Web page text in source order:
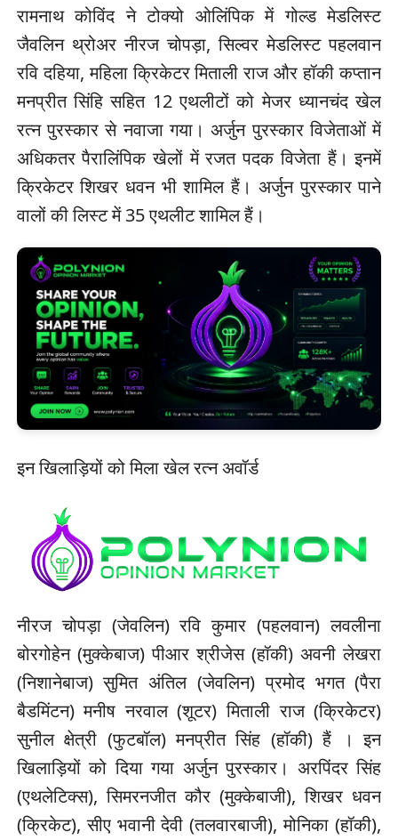
रामनाथ कोविंद ने टोक्यो ओलिंपिक में गोल्ड मेडलिस्ट
जैवलिन थ्रोअर नीरज चोपड़ा, सिल्वर मेडलिस्ट पहलवान
रवि दहिया, महिला क्रिकेटर मिताली राज और हॉकी कप्तान
मनप्रीत सिंहि सहित 12 एथलीटों को मेजर ध्यानचंद खेल
रत्न पुरस्कार से नवाजा गया। अर्जुन पुरस्कार विजेताओं में
अधिकतर पैरालिंपिक खेलों में रजत पदक विजेता हैं। इनमें
क्रिकेटर शिखर धवन भी शामिल हैं। अर्जुन पुरस्कार पाने
वालों की लिस्ट में 35 एथलीट शामिल हैं।
इन खिलाड़ियों को मिला खेल रत्न अवॉर्ड
नीरज चोपड़ा (जेवलिन) रवि कुमार (पहलवान) लवलीना
बोरगोहेन (मुक्केबाज) पीआर श्रीजेस (हॉकी) अवनी लेखरा
(निशानेबाज) सुमित अंतिल (जेवलिन) प्रमोद भगत (पैरा
बैडमिंटन) मनीष नरवाल (शूटर) मिताली राज (क्रिकेटर)
सुनील क्षेत्री (फुटबॉल) मनप्रीत सिंह (हॉकी) हैं । इन
खिलाड़ियों को दिया गया अर्जुन पुरस्कार। अरपिंदर सिंह
(एथलेटिक्स), सिमरनजीत कौर (मुक्केबाजी), शिखर धवन
(क्रिकेट), सीए भवानी देवी (तलवारबाजी), मोनिका (हॉकी),